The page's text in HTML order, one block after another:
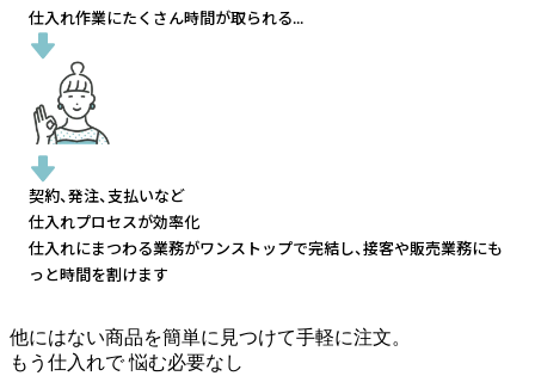
仕入れ作業にたくさん時間が取られる...
契約、発注、支払いなど
仕入れプロセスが効率化
仕入れにまつわる業務がワンストップで完結し、接客や販売業務にも
っと時間を割けます
他にはない商品を簡単に見つけて手軽に注文。
もう仕入れで悩む必要なし